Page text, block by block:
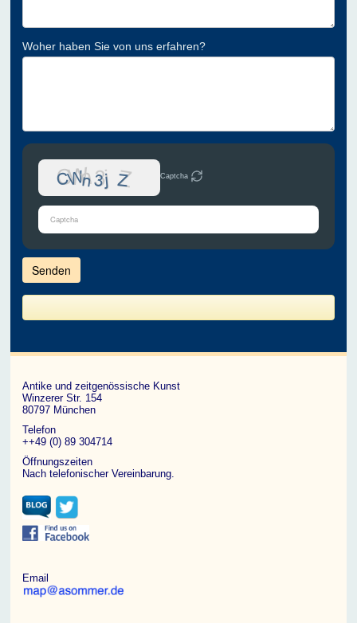
Woher haben Sie von uns erfahren?
Captcha
gib
die
im
CAPTCHA
angezeigten
bestätigen,
ein
Mensch
bist.
Antike und zeitgenössische Kunst
Winzerer Str. 154
80797 München
Telefon
++49 (0) 89 304714
Öffnungszeiten
Nach telefonischer Vereinbarung.
Email